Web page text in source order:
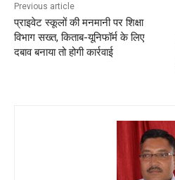
Previous article
प्राइवेट स्कूलों की मनमानी पर शिक्षा
विभाग सख्त, किताब-यूनिफॉर्म के लिए
दबाव बनाया तो होगी कार्रवाई